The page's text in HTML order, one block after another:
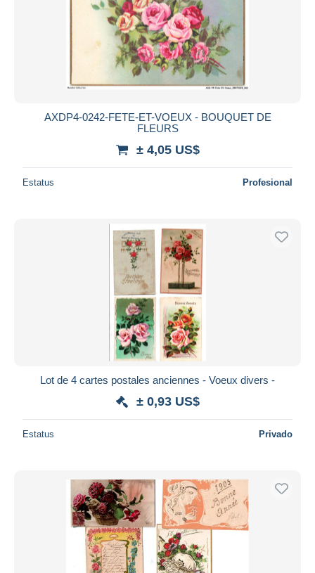
AXDP4-0242-FETE-ET-VOEUX - BOUQUET DE
FLEURS
± 4,05 US$
Estatus Profesional
Lot de 4 cartes postales anciennes - Voeux divers -
± 0,93 US$
Estatus Privado